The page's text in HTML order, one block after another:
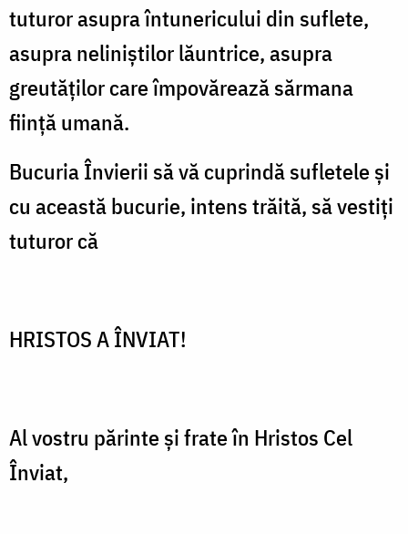
tuturor asupra întunericului din suflete,
asupra neliniștilor lăuntrice, asupra
greutăților care împovărează sărmana
ființă umană.
Bucuria Învierii să vă cuprindă sufletele și
cu această bucurie, intens trăită, să vestiți
tuturor că
HRISTOS A ÎNVIAT!
Al vostru părinte și frate în Hristos Cel
Înviat,